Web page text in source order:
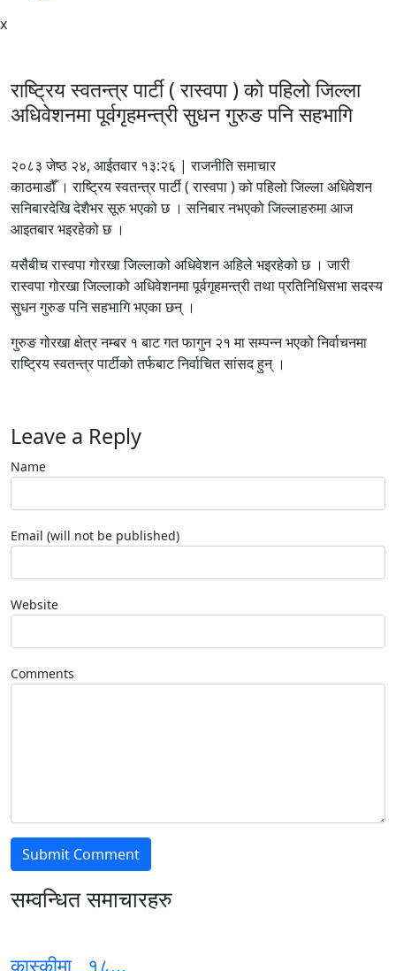
x
राष्ट्रिय स्वतन्त्र पार्टी ( रास्वपा ) को पहिलो जिल्ला
अधिवेशनमा पूर्वगृहमन्त्री सुधन गुरुङ पनि सहभागि
२०८३ जेष्ठ २४, आईतवार १३:२६ | राजनीति समाचार
काठमाडौँ । राष्ट्रिय स्वतन्त्र पार्टी ( रास्वपा ) को पहिलो जिल्ला अधिवेशन
सनिबारदेखि देशैभर सूरु भएको छ । सनिबार नभएको जिल्लाहरुमा आज
आइतबार भइरहेको छ ।
यसैबीच रास्वपा गोरखा जिल्लाको अधिवेशन अहिले भइरहेको छ । जारी
रास्वपा गोरखा जिल्लाको अधिवेशनमा पूर्वगृहमन्त्री तथा प्रतिनिधिसभा सदस्य
सुधन गुरुङ पनि सहभागि भएका छन् ।
गुरुङ गोरखा क्षेत्र नम्बर १ बाट गत फागुन २१ मा सम्पन्न भएको निर्वाचनमा
राष्ट्रिय स्वतन्त्र पार्टीको तर्फबाट निर्वाचित सांसद हुन् ।
Leave a Reply
Name
Email (will not be published)
Website
Comments
सम्वन्धित समाचारहरु
कास्कीमा , १८...